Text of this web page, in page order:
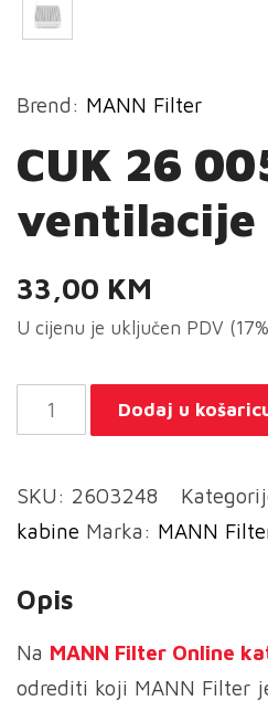
Brend: MANN Filter
CUK 26
ventilacije
33,00 KM
U cijenu je uključen PDV
CUK
26
-
Filter
količina
Dodaj u
SKU: 2603248
kabine Marka: MANN
Opis
Na MANN Filter Online
odrediti koji MANN Filter